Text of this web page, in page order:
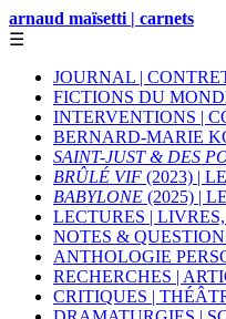
arnaud maïsetti | carnets
☰
JOURNAL |
FICTIONS DU
INTERVENTIONS |
BERNARD-MARIE
SAINT-JUST & DES
BRÛLÉ VIF (2023) |
BABYLONE (2025) |
LECTURES |
NOTES &
ANTHOLOGIE
RECHERCHES |
CRITIQUES |